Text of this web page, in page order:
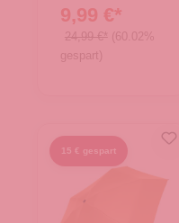
9,99 €*
24,99 €* (60.02%
gespart)
15 € gespart